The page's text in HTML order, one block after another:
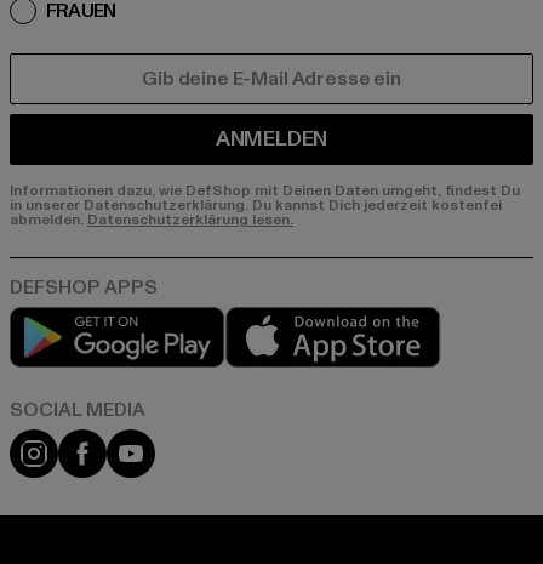
FRAUEN
ANMELDEN
Informationen dazu, wie DefShop mit Deinen Daten umgeht, findest Du
in unserer Datenschutzerklärung. Du kannst Dich jederzeit kostenfei
abmelden. Datenschutzerklärung lesen.
Play market
Instagram
FacebookYouTube